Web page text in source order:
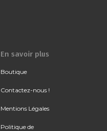
En savoir plus
Boutique
Contactez-nous !
Mentions Légales
Politique de